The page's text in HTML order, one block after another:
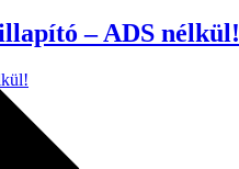
– ADS nélkül!